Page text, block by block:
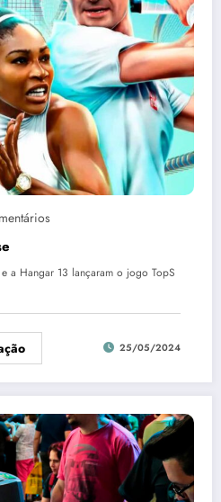
a Hangar 13 lançaram o jogo TopS
25/05/2024